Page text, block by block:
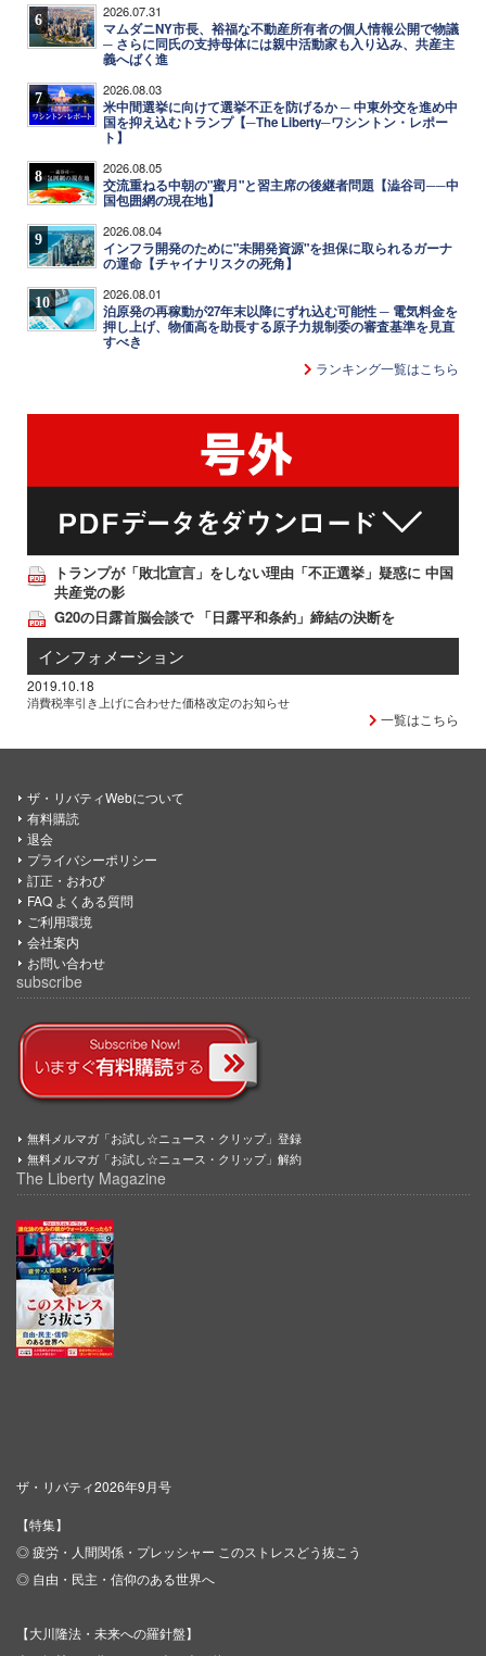
6 2026.07.31
マムダニNY市長、裕福な不動産所有者の個人情報公開で物議
─ さらに同氏の支持母体には親中活動家も入り込み、共産主
義へばく進
7 2026.08.03
米中間選挙に向けて選挙不正を防げるか ─ 中東外交を進め中
国を抑え込むトランプ【─The Liberty─ワシントン・レポー
ト】
8 2026.08.05
交流重ねる中朝の"蜜月"と習主席の後継者問題【澁谷司──中
国包囲網の現在地】
9 2026.08.04
インフラ開発のために"未開発資源"を担保に取られるガーナ
の運命【チャイナリスクの死角】
10 2026.08.01
泊原発の再稼動が27年末以降にずれ込む可能性 ─ 電気料金を
押し上げ、物価高を助長する原子力規制委の審査基準を見直
すべき
ランキング一覧はこちら
トランプが「敗北宣言」をしない理由「不正選挙」疑惑に 中国
共産党の影
G20の日露首脳会談で 「日露平和条約」締結の決断を
インフォメーション
2019.10.18
消費税率引き上げに合わせた価格改定のお知らせ
一覧はこちら
ザ・リバティWebについて
有料購読
退会
プライバシーポリシー
訂正・おわび
FAQ よくある質問
ご利用環境
会社案内
お問い合わせ
subscribe
無料メルマガ「お試し☆ニュース・クリップ」登録
無料メルマガ「お試し☆ニュース・クリップ」解約
The Liberty Magazine
ザ・リバティ2026年9月号
【特集】
◎ 疲労・人間関係・プレッシャー このストレスどう抜こう
◎ 自由・民主・信仰のある世界へ
【大川隆法・未来への羅針盤】